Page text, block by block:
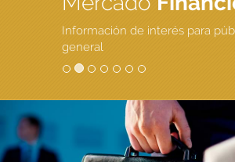
Información de interés para
general